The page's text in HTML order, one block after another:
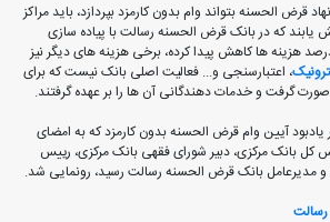
قرض الحسنه بتواند وام بدون کارمزد بپردازد، باید مراکز
یابند که در بانک قرض الحسنه رسالت با پیاده سازی
بدون شعبه ۸۰ درصد هزینه ها کاهش پیدا کرده، برخی هزینه های دیگر نیز
، اعتبارسنجی و... فعالیت اصلی بانک نیست که برای
صورت گرفت و خدمات دهندگانی آن ها را بر عهده گرفتند.
یادبود آیین وام قرض الحسنه بدون کارمزد که به امضای
کل بانک مرکزی، دبیر شورای فقهی بانک مرکزی، رییس
مدیرعامل بانک قرض الحسنه رسالت رسید، رونمایی شد.